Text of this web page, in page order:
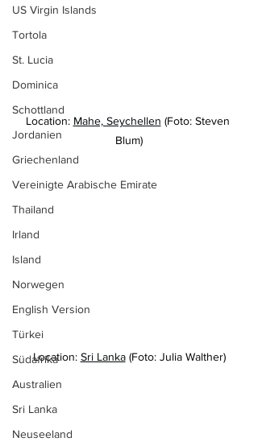
US Virgin Islands
Tortola
St. Lucia
Dominica
Schottland
Jordanien
Griechenland
Vereinigte Arabische Emirate
Thailand
Irland
Island
Norwegen
English Version
Türkei
Südafrika
Australien
Sri Lanka
Neuseeland
Location: Mahe, Seychellen (Foto: Steven
Blum)
Location: Sri Lanka (Foto: Julia Walther)